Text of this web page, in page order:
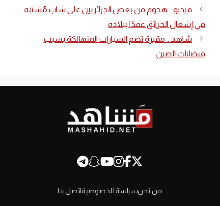
فيديو .. هجوم من بعض الجزائريين على شاب مُشتبه
في إشعال الحرائق عمدًا ببلاده
شاهد .. مقبرة تضم السيارات المتهالكة بسبب
فيضانات الصين
من نحنسياسة الخصوصيةاتصل بنا